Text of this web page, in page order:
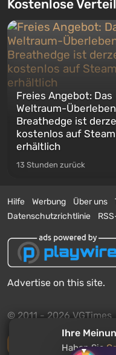
Kostenlose
Freies Angebot: Das
Weltraum-
Breathedge ist
kostenlos auf Steam
erhältlich
13 Stunden zurück
Hilfe Werbung Über uns
Datenschutzrichtlinie
Advertise on this site.
© 2011 - 2026 VGTimes
Vollständige Version
Ihre
Haben Sie